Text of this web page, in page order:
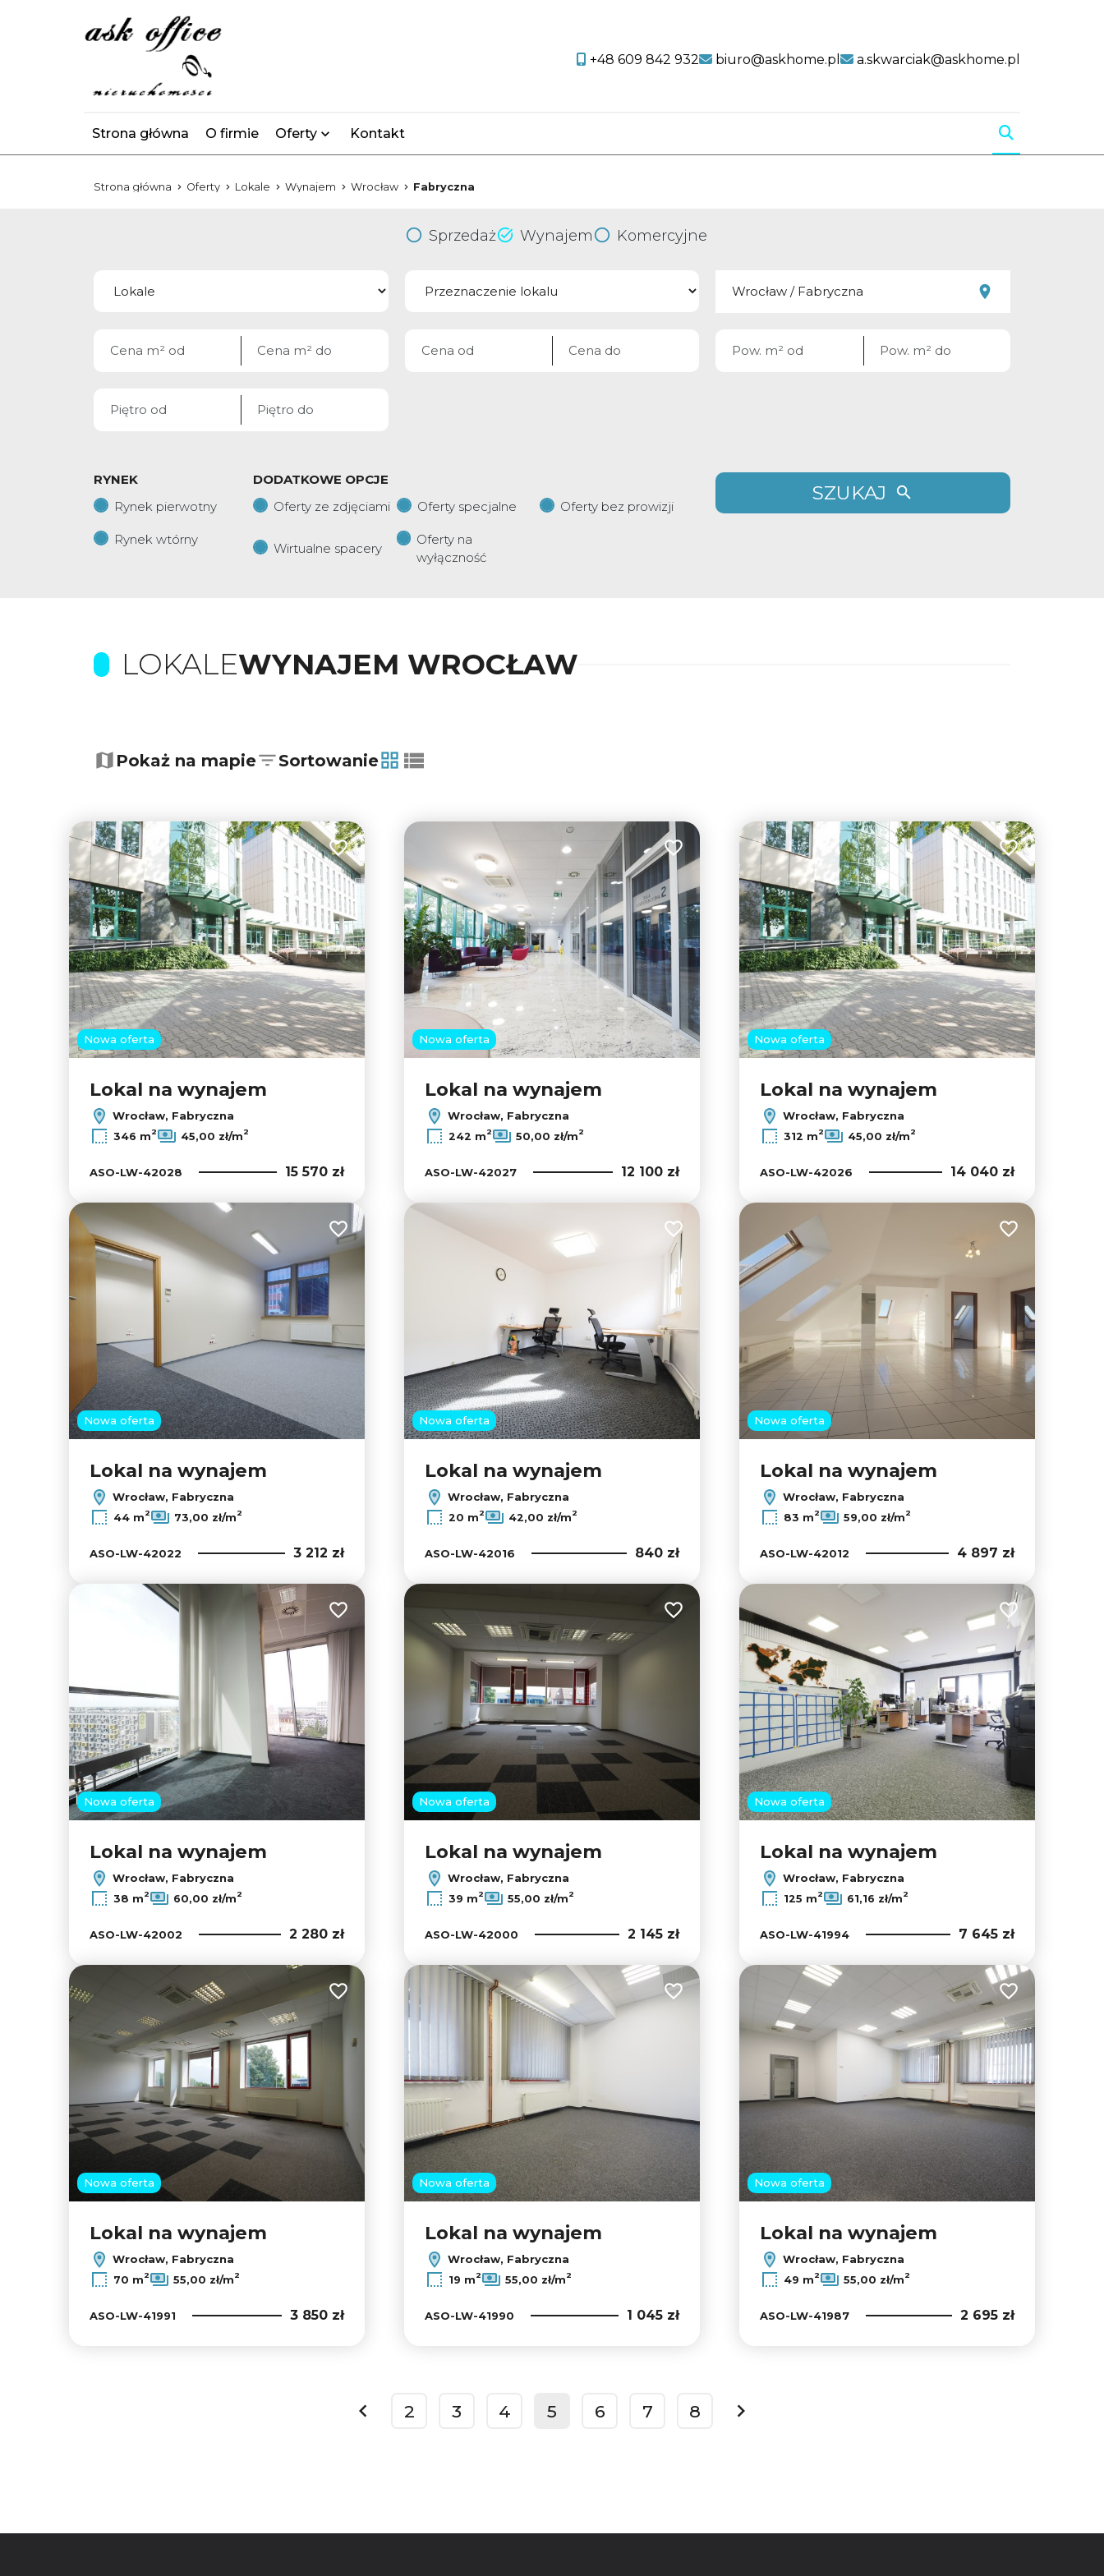
+48 609 842 932 biuro@askhome.pl a.skwarciak@askhome.pl
Strona główna O firmie Oferty Kontakt
Strona główna Oferty Lokale Wynajem Wrocław Fabryczna
Sprzedaż Wynajem Komercyjne
RYNEK
Rynek pierwotny
Rynek wtórny
DODATKOWE OPCJE
Oferty ze zdjęciami
Oferty specjalne Oferty bez prowizji
Wirtualne spacery
Oferty na
wyłączność
SZUKAJ
LOKALEWYNAJEM WROCŁAW
−
Leaflet|© OpenMapTiles© OpenStreetMap contributors
Pokaż na mapie Sortowanie
tabela
lista
Nowa oferta
Dodaj do ulubionych
Lokal na wynajem
Wrocław, Fabryczna
346 m2 45,00 zł/m2
ASO-LW-42028 15 570 zł
Nowa oferta
Dodaj do ulubionych
Lokal na wynajem
Wrocław, Fabryczna
242 m2 50,00 zł/m2
ASO-LW-42027 12 100 zł
Nowa oferta
Dodaj do
Lokal na wynajem
Wrocław, Fabryczna
312 m2 45,00 zł/m2
ASO-LW-42026 14 040 zł
Nowa oferta
Dodaj do ulubionych
Lokal na wynajem
Wrocław, Fabryczna
44 m2 73,00 zł/m2
ASO-LW-42022 3 212 zł
Nowa oferta
Dodaj do ulubionych
Lokal na wynajem
Wrocław, Fabryczna
20 m2 42,00 zł/m2
ASO-LW-42016 840 zł
Nowa oferta
Dodaj do
Lokal na wynajem
Wrocław, Fabryczna
83 m2 59,00 zł/m2
ASO-LW-42012 4 897 zł
Nowa oferta
Dodaj do ulubionych
Lokal na wynajem
Wrocław, Fabryczna
38 m2 60,00 zł/m2
ASO-LW-42002 2 280 zł
Nowa oferta
Dodaj do ulubionych
Lokal na wynajem
Wrocław, Fabryczna
39 m2 55,00 zł/m2
ASO-LW-42000 2 145 zł
Nowa oferta
Dodaj do
Lokal na wynajem
Wrocław, Fabryczna
125 m2 61,16 zł/m2
ASO-LW-41994 7 645 zł
Nowa oferta
Dodaj do ulubionych
Lokal na wynajem
Wrocław, Fabryczna
70 m2 55,00 zł/m2
ASO-LW-41991 3 850 zł
Nowa oferta
Dodaj do ulubionych
Lokal na wynajem
Wrocław, Fabryczna
19 m2 55,00 zł/m2
ASO-LW-41990 1 045 zł
Nowa oferta
Dodaj do
Lokal na wynajem
Wrocław, Fabryczna
49 m2 55,00 zł/m2
ASO-LW-41987 2 695 zł
prev
2 3 4 5 6 7 8
next